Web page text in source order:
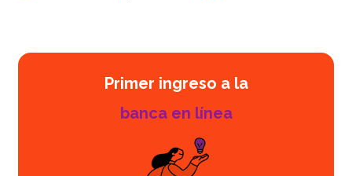
Primer ingreso a la
banca en línea